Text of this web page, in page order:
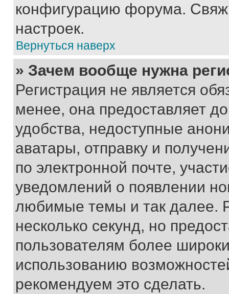
конфигурацию форума.
настроек.
Вернуться наверх
» Зачем вообще нужна
Регистрация не является
менее, она предоставляет
удобства, недоступные
аватары, отправку и
по электронной почте,
уведомлений о появлении
любимые темы и так далее.
несколько секунд, но
пользователям более
использованию
рекомендуем это сделать.